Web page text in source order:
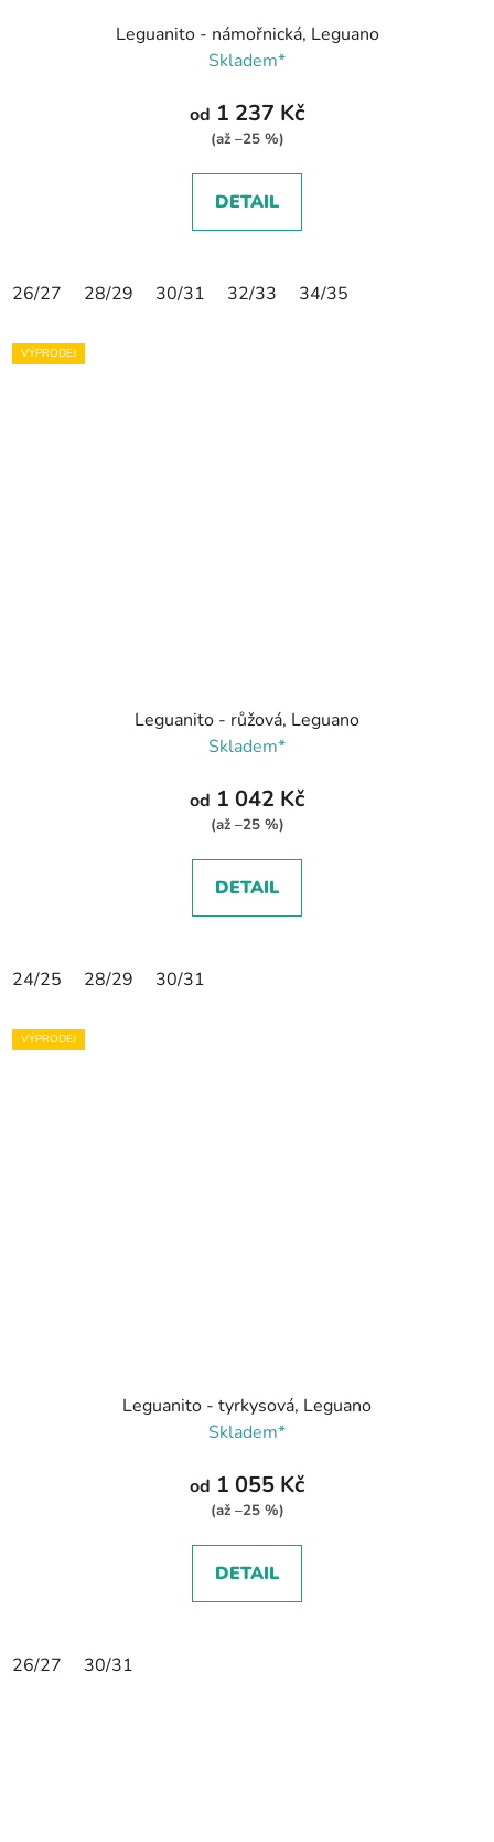
Leguanito - námořnická, Leguano
Skladem*
od 1 237 Kč
(až –25 %)
DETAIL
26/27 28/29 30/31 32/33 34/35
VÝPRODEJ
Leguanito - růžová, Leguano
Skladem*
od 1 042 Kč
(až –25 %)
DETAIL
24/25 28/29 30/31
VÝPRODEJ
Leguanito - tyrkysová, Leguano
Skladem*
od 1 055 Kč
(až –25 %)
DETAIL
26/27 30/31